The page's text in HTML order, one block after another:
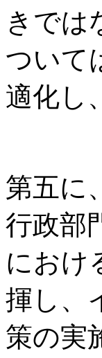
きでは
ついて
適化し
第五に
行政部
におけ
揮し、
策の実